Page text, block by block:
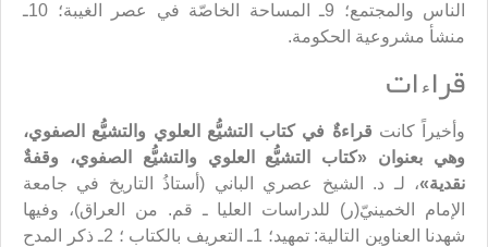
الناس والمجتمع؛ 9ـ المساحة الخاصّة في عصر الغيبة؛ 10ـ
منشأ مشروعية الحكومة.
قراءات
وأخيراً كانت قراءةٌ في كتاب التشيُّع العلوي والتشيُّع الصفوي،
وهي بعنوان «كتاب التشيُّع العلوي والتشيُّع الصفوي، وقفةٌ
نقدية»، لـ د. الشيخ عصري الباني (أستاذُ التاريخ في جامعة
الإمام الخمينيّ(ر) للدراسات العليا ـ قم. من العراق)، وفيها
شهدنا العناوين التالية: تمهيد؛ 1ـ التعريف بالكتاب ؛ 2ـ ذكر المدح